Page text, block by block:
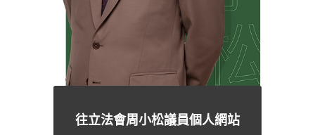
往立法會周小松議員個人網站